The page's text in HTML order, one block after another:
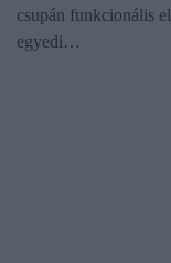
csupán funkcionális
egyedi…